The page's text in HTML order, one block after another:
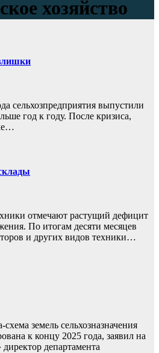
хозяйство
сельхозпредприятия выпустили
год к году. После кризиса,
отмечают растущий дефицит
По итогам десяти месяцев
и других видов техники…
земель сельхозназначения
к концу 2025 года, заявил на
департамента